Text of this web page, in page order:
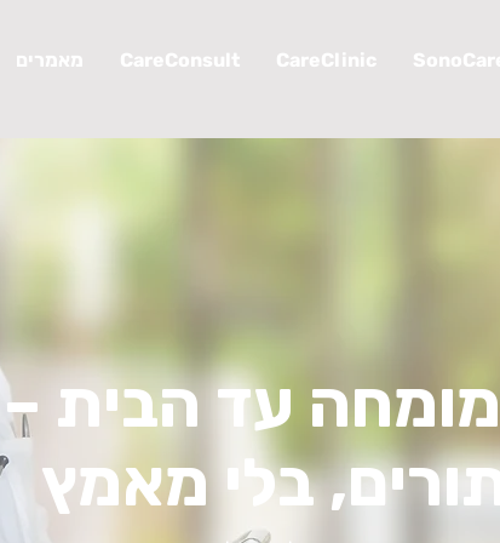
CareClinic
CareConsult מאמרים
עד הבית –
בלי מאמץ